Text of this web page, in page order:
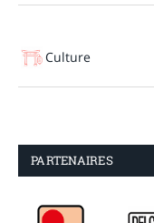
Culture
PARTENAIRES